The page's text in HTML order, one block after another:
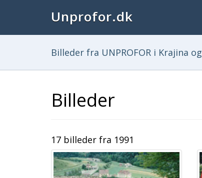
Unprofor.dk
Billeder fra UNPROFOR i Krajina
Billeder
17 billeder fra 1991